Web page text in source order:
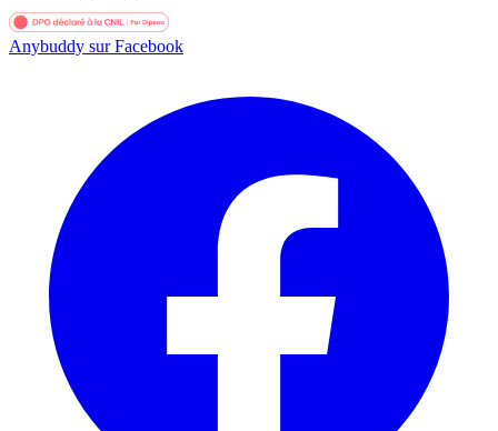
Anybuddy sur Facebook